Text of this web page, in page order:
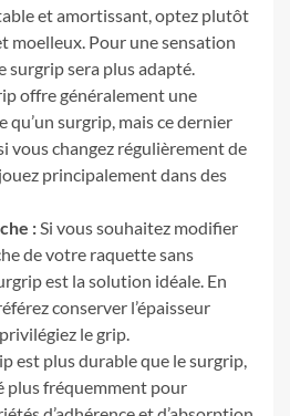
et amortissant, optez plutôt
moelleux. Pour une sensation
surgrip sera plus adapté.
offre généralement une
qu’un surgrip, mais ce dernier
vous changez régulièrement de
principalement dans des
: Si vous souhaitez modifier
de votre raquette sans
est la solution idéale. En
conserver l’épaisseur
le grip.
est plus durable que le surgrip,
plus fréquemment pour